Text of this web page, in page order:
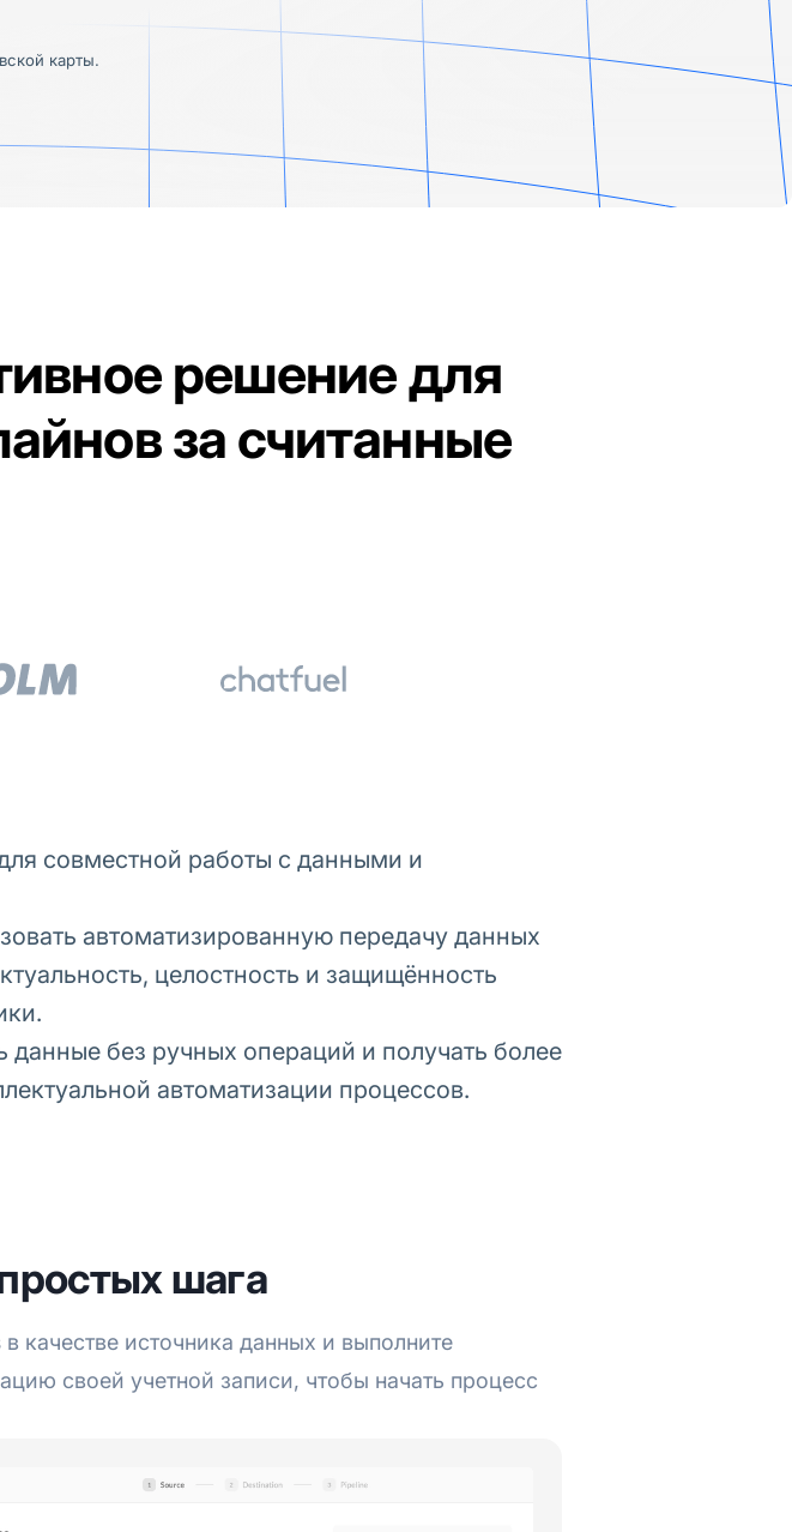
карты.
решение для
за считанные
совместной работы с данными и
автоматизированную передачу данных
целостность и защищённость
без ручных операций и получать более
автоматизации процессов.
шага
качестве источника данных и выполните
своей учетной записи, чтобы начать процесс